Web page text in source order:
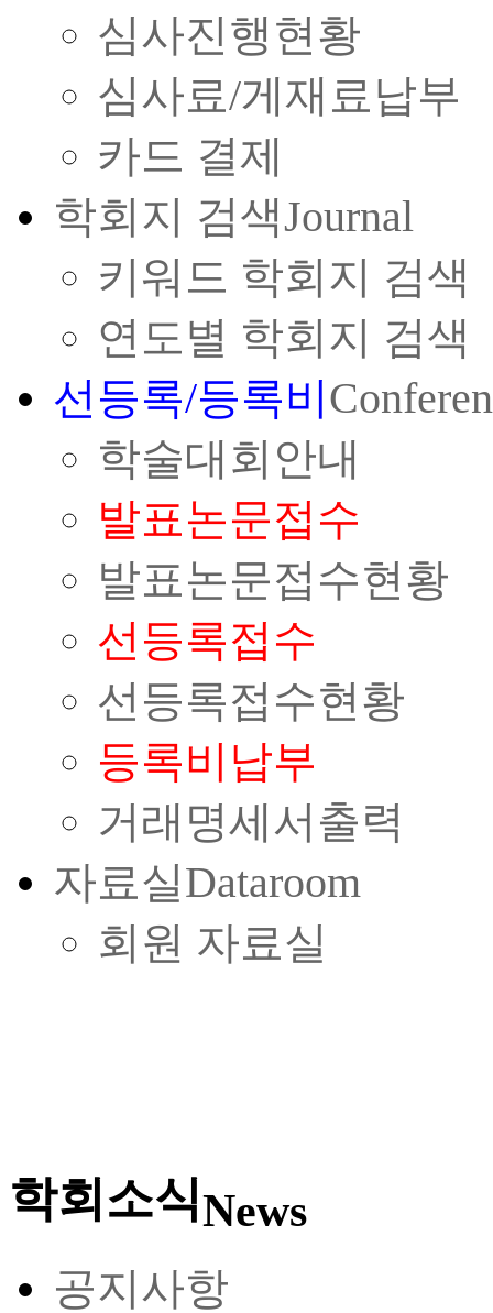
심사진행현황
심사료/게재료납부
카드 결제
학회지 검색Journal
키워드 학회지 검색
연도별 학회지 검색
선등록/등록비
학술대회안내
발표논문접수
발표논문접수현황
선등록접수
선등록접수현황
등록비납부
거래명세서출력
자료실Dataroom
회원 자료실
학회소식News
공지사항